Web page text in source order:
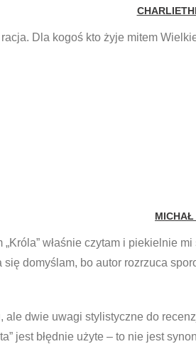
Dla kogoś kto żyje mitem
MICHAŁ
„Króla” właśnie czytam i piekielnie
się domyślam, bo autor rozrzuca
ale dwie uwagi stylistyczne do
jest błędnie użyte – to nie jest